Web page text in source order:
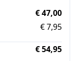
€ 47,00
€ 7,95
€ 54,95